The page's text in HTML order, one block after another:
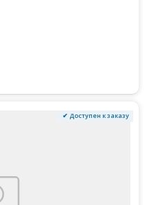
✔ Доступен к заказу